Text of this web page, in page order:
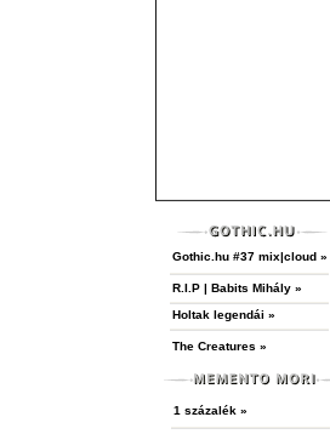
Gothic.hu #37 mix|cloud »
R.I.P | Babits Mihály »
Holtak legendái »
The Creatures »
1 százalék »